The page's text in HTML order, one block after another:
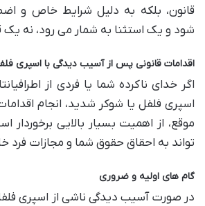
قانون، بلکه به دلیل شرایط خاص و
شود و یک استثنا به شمار می رود، نه یک
اقدامات قانونی پس از آسیب دیدگی با اسپری
اگر خدای ناکرده شما یا فردی از
اسپری فلفل یا شوکر شدید، انجام
موقع، از اهمیت بسیار بالایی
تواند به احقاق حقوق شما و مجازات
گام های اولیه و ضروری
در صورت آسیب دیدگی ناشی از اسپری